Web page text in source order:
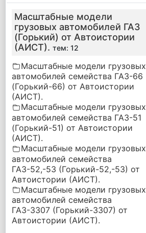
Масштабные модели
грузовых автомобилей ГАЗ
(Горький) от Автоистории
(АИСТ). тем: 12
Масштабные модели грузовых
автомобилей семейства ГАЗ-66
(Горький-66) от Автоистории
(АИСТ).
Масштабные модели грузовых
автомобилей семейства ГАЗ-51
(Горький-51) от Автоистории
(АИСТ).
Масштабные модели грузовых
автомобилей семейства
ГАЗ-52,-53 (Горький-52,-53) от
Автоистории (АИСТ).
Масштабные модели грузовых
автомобилей семейства
ГАЗ-3307 (Горький-3307) от
Автоистории (АИСТ).